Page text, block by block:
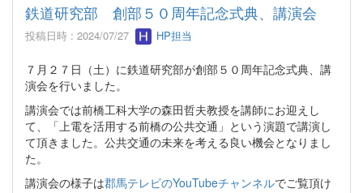
鉄道研究部 創部５０周年記念式典、講演会
投稿日時 : 2024/07/27 HP担当
７月２７日（土）に鉄道研究部が創部５０周年記念式典、講
演会を行いました。
講演会では前橋工科大学の森田哲夫教授を講師にお迎えし
て、「上電を活用する前橋の公共交通」という演題で講演し
て頂きました。公共交通の未来を考える良い機会となりまし
た。
講演会の様子は郡馬テレビのYouTubeチャンネルでご覧頂け